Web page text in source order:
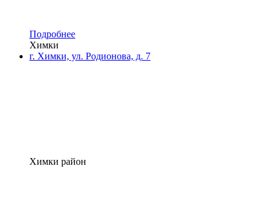
Подробнее
Химки
г. Химки, ул. Родионова, д. 7
Химки район